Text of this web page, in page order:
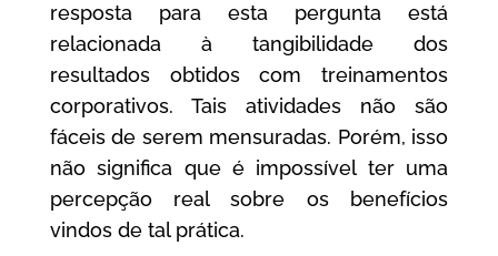
resposta para esta pergunta está
relacionada à tangibilidade dos
resultados obtidos com treinamentos
corporativos. Tais atividades não são
fáceis de serem mensuradas. Porém, isso
não significa que é impossível ter uma
percepção real sobre os benefícios
vindos de tal prática.